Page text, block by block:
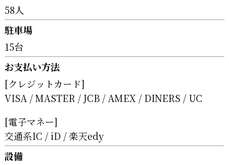
58人
駐車場
15台
お支払い方法
[クレジットカード]
VISA
MASTER JCB AMEX DINERS
UC
[電子マネー]
交通系IC
iD
楽天edy
設備